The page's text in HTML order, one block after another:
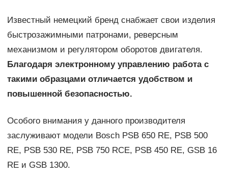
Известный немецкий бренд снабжает свои изделия
быстрозажимными патронами, реверсным
механизмом и регулятором оборотов двигателя.
Благодаря электронному управлению работа с
такими образцами отличается удобством и
повышенной безопасностью.
Особого внимания у данного производителя
заслуживают модели Bosch PSB 650 RE, PSB 500
RE, PSB 530 RE, PSB 750 RСE, PSB 450 RE, GSB 16
RE и GSB 1300.